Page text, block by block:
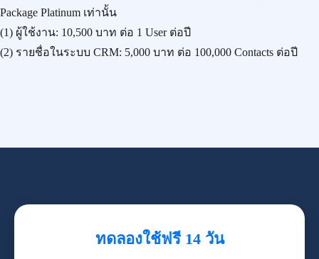
Package Platinum เท่านั้น
(1) ผู้ใช้งาน: 10,500 บาท ต่อ 1 User ต่อปี
(2) รายชื่อในระบบ CRM: 5,000 บาท ต่อ 100,000 Contacts ต่อปี
ทดลองใช้ฟรี 14 วัน